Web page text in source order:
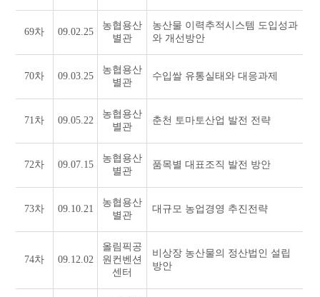
69차 09.02.25
농협용산
별관
농산물 이력추적시스템 도입성과
와 개선방안
70차 09.03.25
농협용산
별관
수입쌀 유통실태와 대응과제
71차 09.05.22
농협용산
별관
춘천 토마토산업 발전 전략
72차 09.07.15
농협용산
별관
품목별 대표조직 발전 방안
73차 09.10.21
농협용산
별관
대규모 농업경영 추진전략
74차 09.12.02
올림픽공
원컨벤션
센터
비상장 농산물의 정산법인 설립
방안